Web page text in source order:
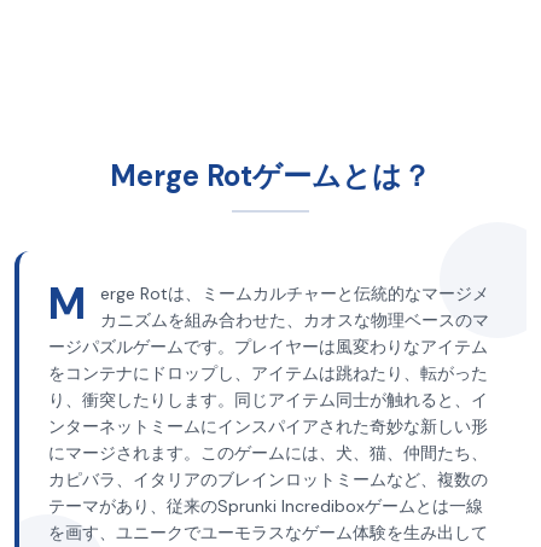
Merge Rotゲームとは？
M
erge Rotは、ミームカルチャーと伝統的なマージメ
カニズムを組み合わせた、カオスな物理ベースのマ
ージパズルゲームです。プレイヤーは風変わりなアイテム
をコンテナにドロップし、アイテムは跳ねたり、転がった
り、衝突したりします。同じアイテム同士が触れると、イ
ンターネットミームにインスパイアされた奇妙な新しい形
にマージされます。このゲームには、犬、猫、仲間たち、
カピバラ、イタリアのブレインロットミームなど、複数の
テーマがあり、従来のSprunki Incrediboxゲームとは一線
を画す、ユニークでユーモラスなゲーム体験を生み出して